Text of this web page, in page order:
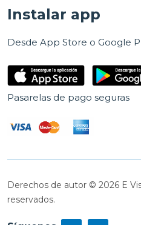
Instalar app
Desde App Store o Google
Pasarelas de pago seguras
Derechos de autor © 2026 E
reservados.